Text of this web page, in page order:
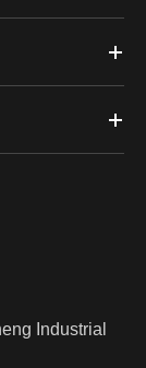
Industrial